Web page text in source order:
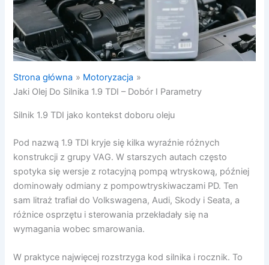
Strona główna
Motoryzacja
Jaki Olej Do Silnika 1.9 TDI – Dobór I Parametry
Silnik 1.9 TDI jako kontekst doboru oleju
Pod nazwą 1.9 TDI kryje się kilka wyraźnie różnych
konstrukcji z grupy VAG. W starszych autach często
spotyka się wersje z rotacyjną pompą wtryskową, później
dominowały odmiany z pompowtryskiwaczami PD. Ten
sam litraż trafiał do Volkswagena, Audi, Skody i Seata, a
różnice osprzętu i sterowania przekładały się na
wymagania wobec smarowania.
W praktyce najwięcej rozstrzyga kod silnika i rocznik. To